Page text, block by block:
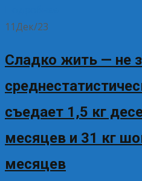
11Дек/23
Сладко жить — не
съедает 1,5 кг
месяцев и 31 кг
месяцев